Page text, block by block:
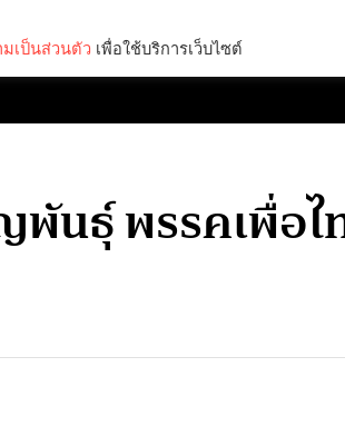
พันธุ์ พรรคเพื่อ
เป็นส่วนตัว เพื่อใช้บริการเว็บไซต์